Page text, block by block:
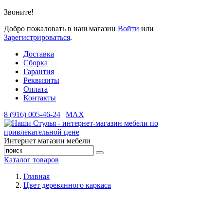
Звоните!
Добро пожаловать в наш магазин Войти или
Зарегистрироваться.
Доставка
Сборка
Гарантия
Реквизиты
Оплата
Контакты
8 (916) 005-46-24
MAX
Интернет магазин мебели
Каталог товаров
Главная
Цвет деревянного каркаса